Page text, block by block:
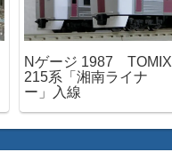
Nゲージ 1987 TOMIX
215系「湘南ライナ
ー」入線